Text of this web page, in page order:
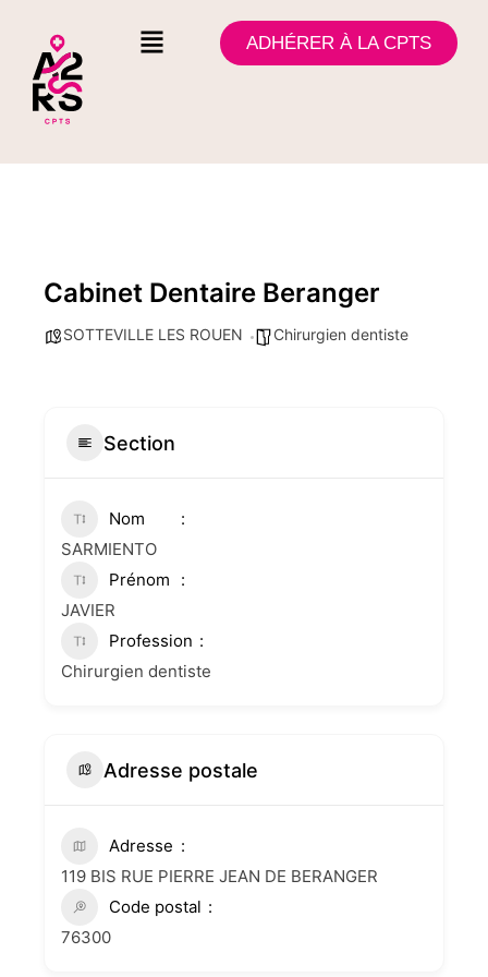
ADHÉRER À LA CPTS
Cabinet Dentaire Beranger
SOTTEVILLE LES ROUEN Chirurgien dentiste
Section
Nom
SARMIENTO
Prénom
JAVIER
Profession
Chirurgien dentiste
Adresse postale
Adresse
119 BIS RUE PIERRE JEAN DE BERANGER
Code postal
76300